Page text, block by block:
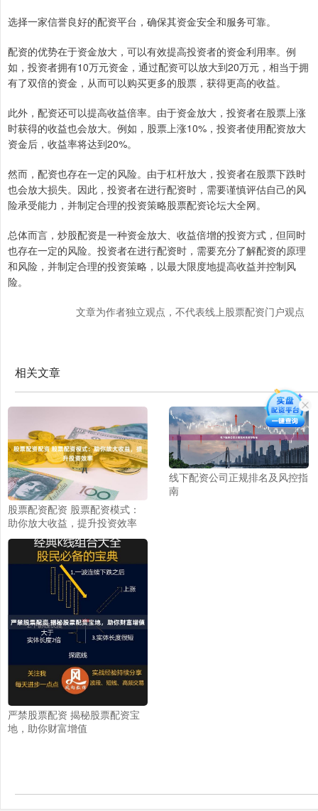
选择一家信誉良好的配资平台，确保其资金安全和服务可靠。
配资的优势在于资金放大，可以有效提高投资者的资金利用率。例
如，投资者拥有10万元资金，通过配资可以放大到20万元，相当于拥
有了双倍的资金，从而可以购买更多的股票，获得更高的收益。
此外，配资还可以提高收益倍率。由于资金放大，投资者在股票上涨
时获得的收益也会放大。例如，股票上涨10%，投资者使用配资放大
资金后，收益率将达到20%。
然而，配资也存在一定的风险。由于杠杆放大，投资者在股票下跌时
也会放大损失。因此，投资者在进行配资时，需要谨慎评估自己的风
险承受能力，并制定合理的投资策略股票配资论坛大全网。
总体而言，炒股配资是一种资金放大、收益倍增的投资方式，但同时
也存在一定的风险。投资者在进行配资时，需要充分了解配资的原理
和风险，并制定合理的投资策略，以最大限度地提高收益并控制风
险。
文章为作者独立观点，不代表线上股票配资门户观点
相关文章
股票配资配资 股票配资模式：
助你放大收益，提升投资效率
线下配资公司正规排名及风控指
南
严禁股票配资 揭秘股票配资宝
地，助你财富增值